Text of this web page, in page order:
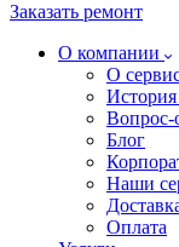
Заказать ремонт
О компании
О
Вопрос-
Блог
Наши
Оплата